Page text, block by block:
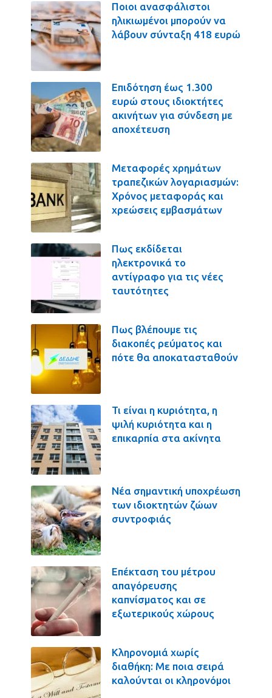
Ποιοι ανασφάλιστοι
ηλικιωμένοι μπορούν να
λάβουν σύνταξη 418 ευρώ
Επιδότηση έως 1.300
ευρώ στους ιδιοκτήτες
ακινήτων για σύνδεση με
αποχέτευση
Μεταφορές χρημάτων
τραπεζικών λογαριασμών:
Χρόνος μεταφοράς και
χρεώσεις εμβασμάτων
Πως εκδίδεται
ηλεκτρονικά το
αντίγραφο για τις νέες
ταυτότητες
Πως βλέπουμε τις
διακοπές ρεύματος και
πότε θα αποκατασταθούν
Τι είναι η κυριότητα, η
ψιλή κυριότητα και η
επικαρπία στα ακίνητα
Νέα σημαντική υποχρέωση
των ιδιοκτητών ζώων
συντροφιάς
Επέκταση του μέτρου
απαγόρευσης
καπνίσματος και σε
εξωτερικούς χώρους
Κληρονομιά χωρίς
διαθήκη: Με ποια σειρά
καλούνται οι κληρονόμοι